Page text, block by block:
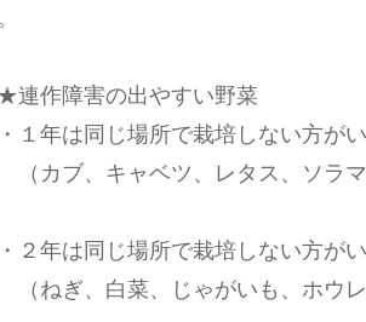
作障害の出やすい野菜
１年は同じ場所で栽培しない方が
カブ、キャベツ、レタス、ソラ
２年は同じ場所で栽培しない方が
ねぎ、白菜、じゃがいも、ホウ